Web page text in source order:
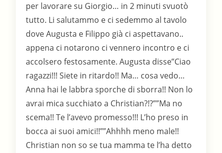
per lavorare su Giorgio… in 2 minuti svuotò
tutto. Li salutammo e ci sedemmo al tavolo
dove Augusta e Filippo già ci aspettavano..
appena ci notarono ci vennero incontro e ci
accolsero festosamente. Augusta disse”Ciao
ragazzi!!! Siete in ritardo!! Ma… cosa vedo…
Anna hai le labbra sporche di sborra!! Non lo
avrai mica succhiato a Christian?!?””Ma no
scema!! Te l’avevo promesso!!! L’ho preso in
bocca ai suoi amici!!””Ahhhh meno male!!
Christian non so se tua mamma te l’ha detto